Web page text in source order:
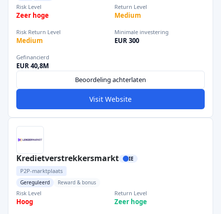
Risk Level
Zeer hoge
Return Level
Medium
Risk Return Level
Medium
Minimale investering
EUR 300
Gefinancierd
EUR 40,8M
Beoordeling achterlaten
Visit Website
Kredietverstrekkersmarkt IE
P2P-marktplaats
Gereguleerd Reward & bonus
Risk Level
Hoog
Return Level
Zeer hoge